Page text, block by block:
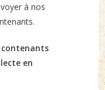
à nos
contenants
en